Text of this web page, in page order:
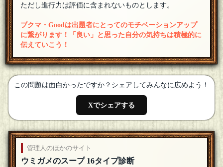
ただし進行力は評価に含まれないものとします。
ブクマ・Goodは出題者にとってのモチベーションアップ
に繋がります！「良い」と思った自分の気持ちは積極的に
伝えていこう！
この問題は面白かったですか？シェアしてみんなに広めよう！
Xでシェアする
管理人のほかのサイト
ウミガメのスープ 16タイプ診断